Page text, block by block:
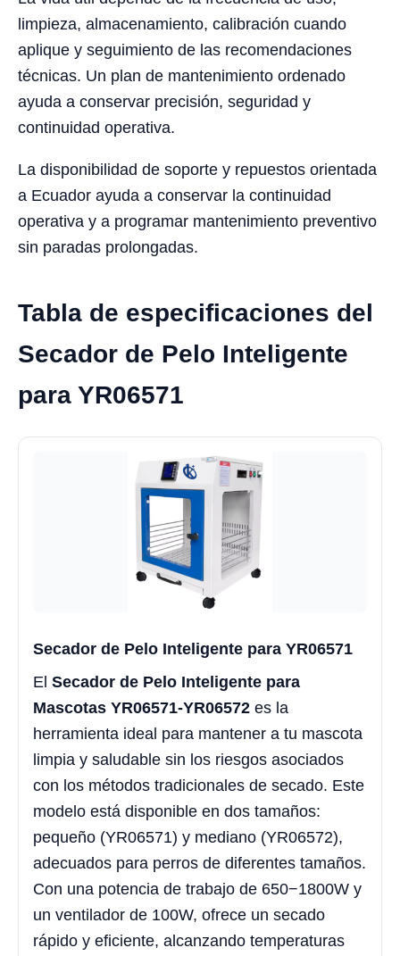
limpieza, almacenamiento, calibración cuando
aplique y seguimiento de las recomendaciones
técnicas. Un plan de mantenimiento ordenado
ayuda a conservar precisión, seguridad y
continuidad operativa.
La disponibilidad de soporte y repuestos orientada
a Ecuador ayuda a conservar la continuidad
operativa y a programar mantenimiento preventivo
sin paradas prolongadas.
Tabla de especificaciones del
Secador de Pelo Inteligente
para YR06571
Secador de Pelo Inteligente para YR06571
El Secador de Pelo Inteligente para
Mascotas YR06571-YR06572 es la
herramienta ideal para mantener a tu mascota
limpia y saludable sin los riesgos asociados
con los métodos tradicionales de secado. Este
modelo está disponible en dos tamaños:
pequeño (YR06571) y mediano (YR06572),
adecuados para perros de diferentes tamaños.
Con una potencia de trabajo de 650−1800W y
un ventilador de 100W, ofrece un secado
rápido y eficiente, alcanzando temperaturas